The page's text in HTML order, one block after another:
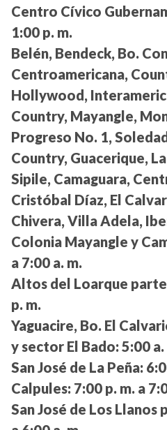
Centro Cívico
1:00 p. m.
Belén, Bendeck, Bo.
Centroamericana,
Hollywood,
Country, Mayangle,
Progreso No. 1,
Country, Guacerique,
Sipile, Camaguara,
Cristóbal Díaz, El
Chivera, Villa Adela,
Colonia Mayangle y
a 7:00 a. m.
Altos del Loarque
p. m.
Yaguacire, Bo. El
y sector El Bado: 5:00 a.
San José de La Peña:
Calpules: 7:00 p. m. a
San José de Los Llanos